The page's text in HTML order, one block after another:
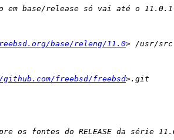
base/releng/11.0
freebsd/freebsd
os fontes do RELEASE da série